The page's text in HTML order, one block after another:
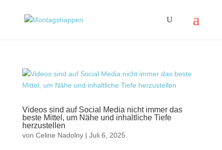
Videos sind auf Social Media nicht immer das
beste Mittel, um Nähe und inhaltliche Tiefe
herzustellen
von Celine Nadolny| Juli 6, 2025